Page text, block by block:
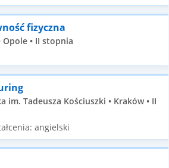
fizyczna
• II stopnia
im. Tadeusza Kościuszki • Kraków • II
angielski